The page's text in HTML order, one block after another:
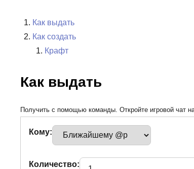
Как выдать
Как создать
Крафт
Как выдать
Получить с помощью команды. Откройте игровой чат
Кому:
Количество: